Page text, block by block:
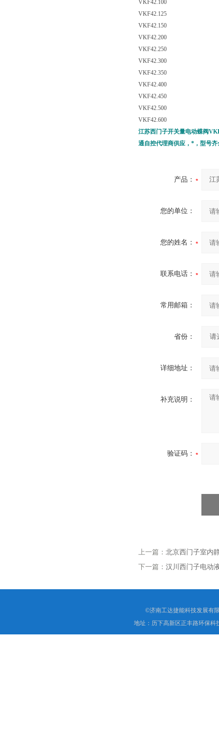
VKF42.100
VKF42.125
VKF42.150
VKF42.200
VKF42.250
VKF42.300
VKF42.350
VKF42.400
VKF42.450
VKF42.500
VKF42.600
江苏西门子开关量电动蝶阀
通自控代理商供应，*，型号
产品：
您的单位：
您的姓名：
联系电话：
常用邮箱：
省份：
详细地址：
补充说明：
验证码：
上一篇： 北京西门子室内
下一篇： 汉川西门子电动
©济南工达捷能科技发展有
地址：历下高新区正丰路环保科